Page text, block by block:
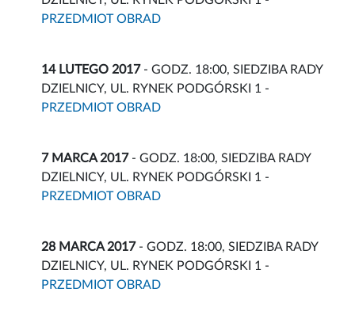
PRZEDMIOT OBRAD
14 LUTEGO 2017- GODZ. 18:00, SIEDZIBA RADY
DZIELNICY, UL. RYNEK PODGÓRSKI 1 -
PRZEDMIOT OBRAD
7 MARCA 2017- GODZ. 18:00, SIEDZIBA RADY
DZIELNICY, UL. RYNEK PODGÓRSKI 1 -
PRZEDMIOT OBRAD
28 MARCA 2017- GODZ. 18:00, SIEDZIBA RADY
DZIELNICY, UL. RYNEK PODGÓRSKI 1 -
PRZEDMIOT OBRAD